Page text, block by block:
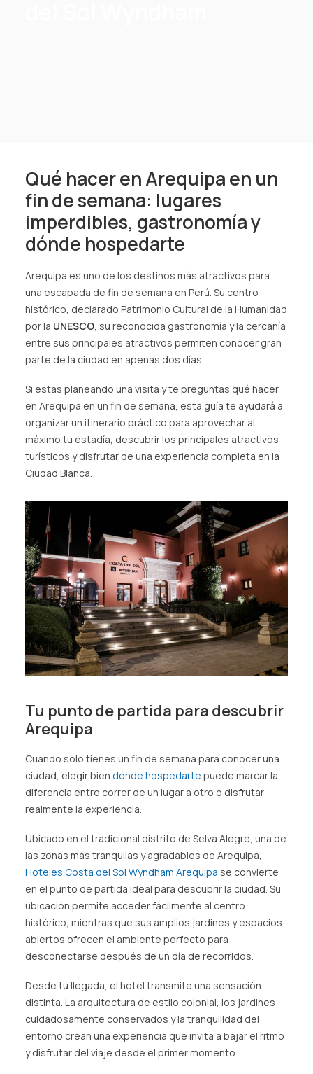
Qué hacer en Arequipa en un
fin de semana: lugares
imperdibles, gastronomía y
dónde hospedarte
Arequipa es uno de los destinos más atractivos para
una escapada de fin de semana en Perú. Su centro
histórico, declarado Patrimonio Cultural de la Humanidad
por la UNESCO, su reconocida gastronomía y la cercanía
entre sus principales atractivos permiten conocer gran
parte de la ciudad en apenas dos días.
Si estás planeando una visita y te preguntas qué hacer
en Arequipa en un fin de semana, esta guía te ayudará a
organizar un itinerario práctico para aprovechar al
máximo tu estadía, descubrir los principales atractivos
turísticos y disfrutar de una experiencia completa en la
Ciudad Blanca.
Tu punto de partida para descubrir
Arequipa
Cuando solo tienes un fin de semana para conocer una
ciudad, elegir bien dónde hospedarte puede marcar la
diferencia entre correr de un lugar a otro o disfrutar
realmente la experiencia.
Ubicado en el tradicional distrito de Selva Alegre, una de
las zonas más tranquilas y agradables de Arequipa,
Hoteles Costa del Sol Wyndham Arequipa se convierte
en el punto de partida ideal para descubrir la ciudad. Su
ubicación permite acceder fácilmente al centro
histórico, mientras que sus amplios jardines y espacios
abiertos ofrecen el ambiente perfecto para
desconectarse después de un día de recorridos.
Desde tu llegada, el hotel transmite una sensación
distinta. La arquitectura de estilo colonial, los jardines
cuidadosamente conservados y la tranquilidad del
entorno crean una experiencia que invita a bajar el ritmo
y disfrutar del viaje desde el primer momento.